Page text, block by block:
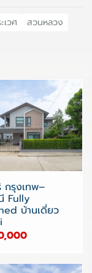
เวศ
สวนหลวง
รุงเทพ–
Fully
บ้านเดี่ยว